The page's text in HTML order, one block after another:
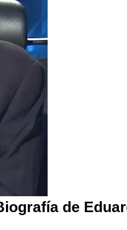
de